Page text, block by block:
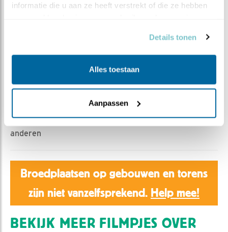
informatie die u aan ze heeft verstrekt of die ze hebben
Details tonen
Alles toestaan
Aanpassen
Man en Vrouw doen hun best
Aaltje | Geplaatst op 11 april 2023, 20:35 |
leuk| Bewaar dit filmpje| 343x
Deze filmtip is ingestuurd door Joanne76 en
anderen
Broedplaatsen op gebouwen en torens
zijn niet vanzelfsprekend. Help mee!
BEKIJK MEER FILMPJES OVER